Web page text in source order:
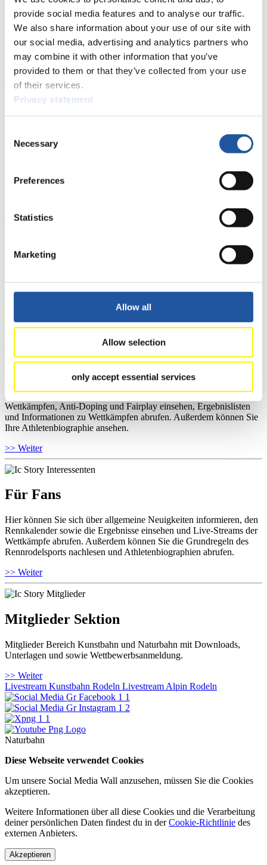
provide social media features and to analyse our traffic.
We also share information about your use of our site with
our social media, advertising and analytics partners who
may combine it with other information that you’ve
provided to them or that they’ve collected from your use
of their services.
Privacy statement
Selection
Necessary
Preferences
Statistics
Marketing
Allow all
Allow selection
only accept essential services
haben Zugriff auf Athletenbiographien und Informationen zu
Wettkämpfen. Außerdem können Sie Ihre Medienakkreditierung
beantragen, die Grundregeln des Rennrodelsports einsehen und
allgemeine Neuigkeiten einholen.
>> Weiter
Hier können Sie sich über allgemeine Neuigkeiten informieren, das
aktuelle Regelwerk sowie Richtlinien zu Wettkämpfen, Anti-Doping
und Fairplay nachlesen, auf Athletenbiographien zugreifen,
Mitgliedersektion zugreifen.
Wettkämpfen, Anti-Doping und Fairplay einsehen, sich über
Kontaktpersonen für Wettkämpfe und Sponsoren informieren,
sowie Informationen über Wettkämpfe abrufen.
>> Weiter
Für Athleten
Hier können Sie das aktuelle Regelwerk sowie Richtlinien zu
Wettkämpfen, Anti-Doping und Fairplay einsehen, Ergebnislisten
und Informationen zu Wettkämpfen abrufen. Außerdem können Sie
Ihre Athletenbiographie ansehen.
>> Weiter
Für Fans
Hier können Sie sich über allgemeine Neuigkeiten informieren, den
Rennkalender sowie die Ergebnisse einsehen und Live-Streams der
Wettkämpfe abrufen. Außerdem können Sie die Grundregeln des
Rennrodelsports nachlesen und Athletenbiographien abrufen.
>> Weiter
Mitglieder Sektion
Mitglieder Bereich Kunstbahn und Naturbahn mit Downloads,
Unterlagen und sowie Wettbewerbsanmeldung.
>> Weiter
Livestream Kunstbahn Rodeln Livestream Alpin Rodeln
Naturbahn
Diese Webseite verwendet Cookies
Um unsere Social Media Wall anzusehen, müssen Sie die Cookies
akzeptieren.
Weitere Informationen über all diese Cookies und die Verarbeitung
deiner persönlichen Daten findest du in derCookie-Richtlinie des
externen Anbieters.
Akzeptieren